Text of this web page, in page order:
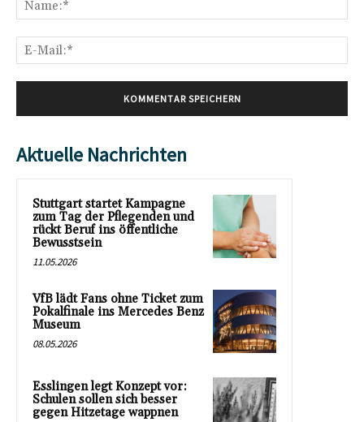
Aktuelle Nachrichten
Stuttgart startet Kampagne
zum Tag der Pflegenden und
rückt Beruf ins öffentliche
Bewusstsein
11.05.2026
VfB lädt Fans ohne Ticket zum
Pokalfinale ins Mercedes Benz
Museum
08.05.2026
Esslingen legt Konzept vor:
Schulen sollen sich besser
gegen Hitzetage wappnen